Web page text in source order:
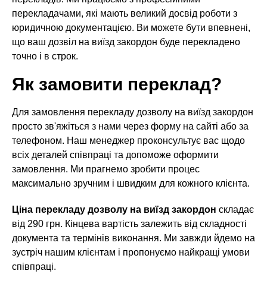
перекладачами, які мають великий досвід роботи з
юридичною документацією. Ви можете бути впевнені,
що ваш дозвіл на виїзд закордон буде перекладено
точно і в строк.
Як замовити переклад?
Для замовлення перекладу дозволу на виїзд закордон
просто зв'яжіться з нами через форму на сайті або за
телефоном. Наш менеджер проконсультує вас щодо
всіх деталей співпраці та допоможе оформити
замовлення. Ми прагнемо зробити процес
максимально зручним і швидким для кожного клієнта.
Ціна перекладу дозволу на виїзд закордон складає
від 290 грн. Кінцева вартість залежить від складності
документа та термінів виконання. Ми завжди йдемо на
зустріч нашим клієнтам і пропонуємо найкращі умови
співпраці.